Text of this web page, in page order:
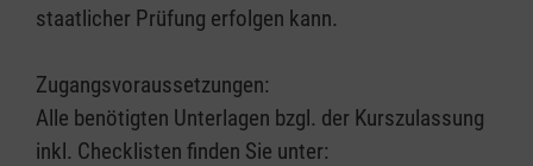
staatlicher Prüfung erfolgen kann.
Zugangsvoraussetzungen:
Alle benötigten Unterlagen bzgl. der Kurszulassung
inkl. Checklisten finden Sie unter: